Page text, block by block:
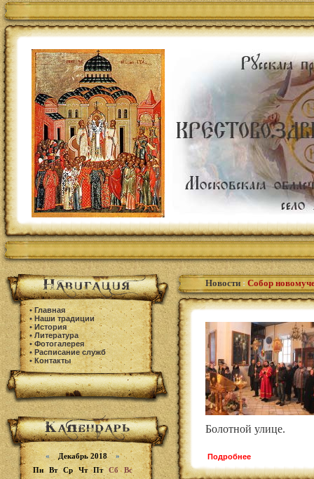
•Главная
•Наши традиции
•История
•Литература
•Фотогалерея
•Расписание служб
•Контакты
«Декабрь 2018»
Пн
Вт Ср Чт Пт Сб
Вс
Новости : Собор
Болотной улице.
Подробнее